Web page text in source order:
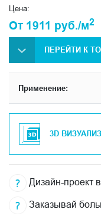
Цена:
От 1911 руб./м2
ПЕРЕЙТИ К
Применение:
3D
Дизайн-проект
Заказывай